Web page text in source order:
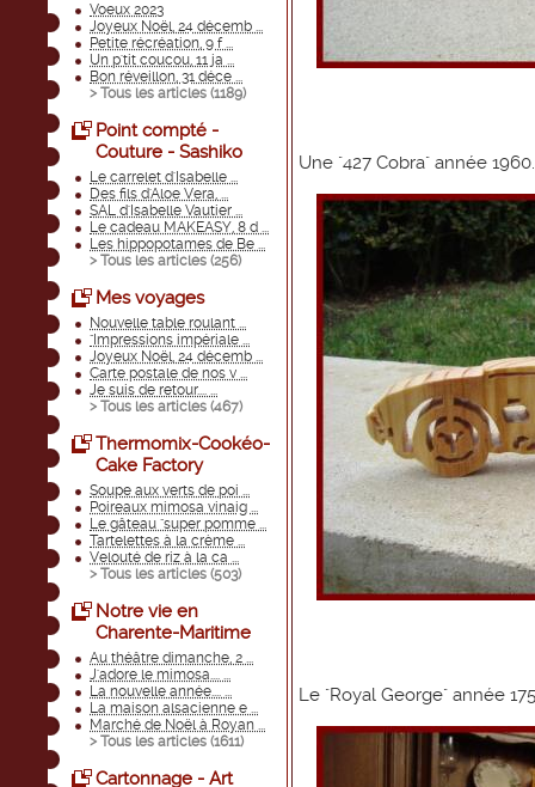
Voeux 2023
Joyeux Noël, 24 décemb ...
Petite récréation, 9 f ...
Un p'tit coucou, 11 ja ...
Bon réveillon, 31 déce ...
> Tous les articles (1189)
Point compté -
Couture - Sashiko
Le carrelet d'Isabelle ...
Des fils d'Aloe Vera, ...
SAL d'Isabelle Vautier ...
Le cadeau MAKEASY, 8 d ...
Les hippopotames de Be ...
> Tous les articles (256)
Mes voyages
Nouvelle table roulant ...
"Impressions impériale ...
Joyeux Noël, 24 décemb ...
Carte postale de nos v ...
Je suis de retour.... ...
> Tous les articles (467)
Thermomix-Cookéo-
Cake Factory
Soupe aux verts de poi ...
Poireaux mimosa vinaig ...
Le gâteau "super pomme ...
Tartelettes à la crème ...
Velouté de riz à la ca ...
> Tous les articles (503)
Notre vie en
Charente-Maritime
Au théâtre dimanche, 2 ...
J'adore le mimosa.... ...
La nouvelle année.... ...
La maison alsacienne e ...
Marché de Noël à Royan ...
> Tous les articles (1611)
Cartonnage - Art
Une "427 Cobra" année
Le "Royal George" année